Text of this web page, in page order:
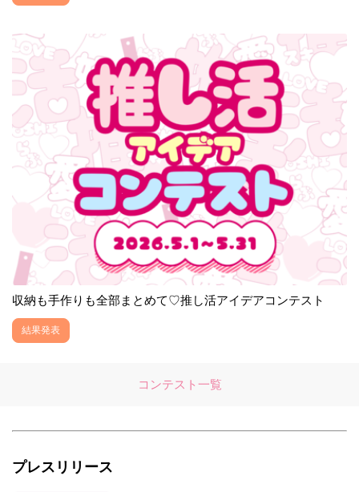
収納も手作りも全部まとめて♡推し活アイデアコンテスト
結果発表
コンテスト一覧
プレスリリース